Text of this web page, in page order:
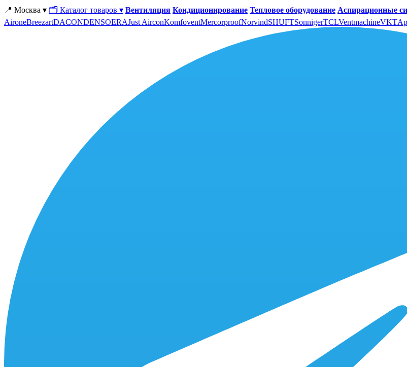
📍 Москва ▾ 🗂 Каталог товаров ▾ Вентиляция Кондиционирование Тепловое оборудование Аспирационные
AironeBreezartDACONDENSOERAJust AirconKomfoventMercorproofNorvindSHUFTSonnigerTCLVentmachineVKT